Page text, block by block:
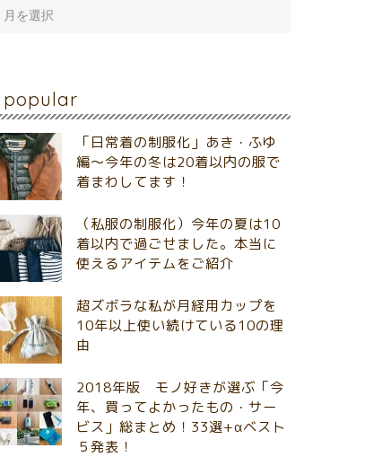
popular
「日常着の制服化」あき・ふゆ
編～今年の冬は20着以内の服で
着まわしてます！
（私服の制服化）今年の夏は10
着以内で過ごせました。本当に
使えるアイテムをご紹介
超ズボラな私が月経用カップを
10年以上使い続けている10の理
由
2018年版 モノ好きが選ぶ「今
年、買ってよかったもの・サー
ビス」総まとめ！33選+αベスト
５発表！